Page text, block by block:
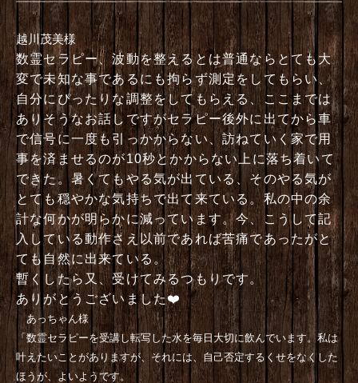
越川茂美様
数霊セラピー、波動を整えるとは普通ならとても大
変で未知な事であるにも拘らず測定をしてもらい、
自分にぴったりな調整をしてもらえる、ここまでは
ありそうなお話しですがセラピー後外に出てから車
で信号に一度も引っかからない、訪ねていく家で用
事を済ませるのが10秒とかからない上に落ち着いて
できた。暑くてもやる気が出ている、そのやる気が
とても穏やかな気持ちで出て来ている。私の中の余
計な何かが明らかに減っています。今、こうして記
入している動作さえ以前であれば苦痛であったがと
ても自然に出来ている。
暫くしたら又、受けてみるつもりです。
ありがとうございました❤️
あっちゃん様
「数霊セラピーを受講し転写した水を毎日大切に飲んでいます。私は
叶えたいことがありますが、それには、 自己否定するくせをなくした
ほうが、よいようです。